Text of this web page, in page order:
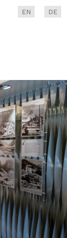
EN DE